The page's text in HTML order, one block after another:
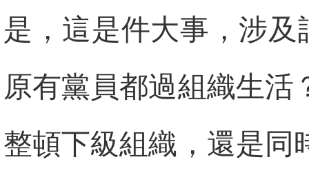
是，這是件大事，涉及
原有黨員都過組織生活
整頓下級組織，還是同